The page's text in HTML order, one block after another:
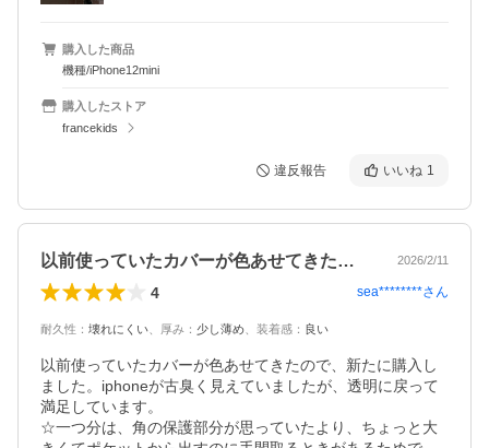
購入した商品
機種/iPhone12mini
購入したストア
francekids
違反報告 いいね 1
以前使っていたカバーが色あせてきたので… 2026/2/11
4 sea********さん
耐久性 ： 壊れにくい 厚み ： 少し薄め 装着感 ： 良い
以前使っていたカバーが色あせてきたので、新たに購入し
ました。iphoneが古臭く見えていましたが、透明に戻って
満足しています。
☆一つ分は、角の保護部分が思っていたより、ちょっと大